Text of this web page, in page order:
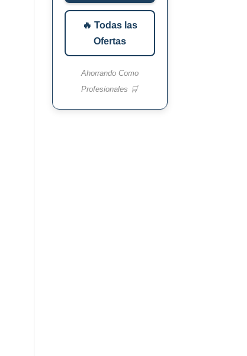
🔥 Todas las
Ofertas
Ahorrando Como
Profesionales 🛒